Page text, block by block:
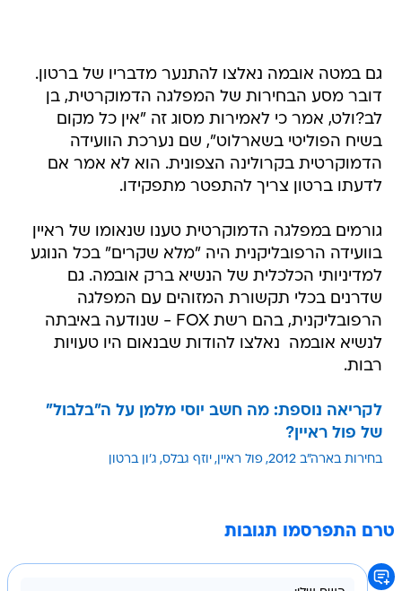
גם במטה אובמה נאלצו להתנער מדבריו של ברטון.
דובר מסע הבחירות של המפלגה הדמוקרטית, בן
לב?ולט, אמר כי לאמירות מסוג זה "אין כל מקום
בשיח הפוליטי בשארלוט", שם נערכת הוועידה
הדמוקרטית בקרולינה הצפונית. הוא לא אמר אם
לדעתו ברטון צריך להתפטר מתפקידו.
גורמים במפלגה הדמוקרטית טענו שנאומו של ראיין
בוועידה הרפובליקנית היה "מלא שקרים" בכל הנוגע
למדיניותי הכלכלית של הנשיא ברק אובמה. גם
שדרנים בכלי תקשורת המזוהים עם המפלגה
הרפובליקנית, בהם רשת FOX - שנודעה באיבתה
לנשיא אובמה  נאלצו להודות שבנאום היו טעויות
רבות.
לקריאה נוספת: מה חשב יוסי מלמן על ה"בלבול"
של פול ראיין?
בחירות בארה"ב 2012 פול ראיין יוזף גבלס ג'ון ברטון
טרם התפרסמו תגובות